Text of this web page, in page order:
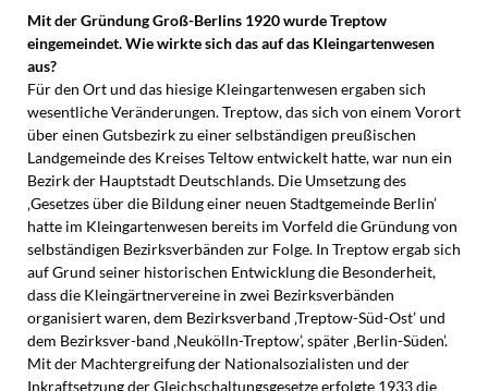
Mit der Gründung Groß-Berlins 1920 wurde Treptow
eingemeindet. Wie wirkte sich das auf das Kleingartenwesen
aus?
Für den Ort und das hiesige Kleingartenwesen ergaben sich
wesentliche Veränderungen. Treptow, das sich von einem Vorort
über einen Gutsbezirk zu einer selbständigen preußischen
Landgemeinde des Kreises Teltow entwickelt hatte, war nun ein
Bezirk der Hauptstadt Deutschlands. Die Umsetzung des
‚Gesetzes über die Bildung einer neuen Stadtgemeinde Berlin’
hatte im Kleingartenwesen bereits im Vorfeld die Gründung von
selbständigen Bezirksverbänden zur Folge. In Treptow ergab sich
auf Grund seiner historischen Entwicklung die Besonderheit,
dass die Kleingärtnervereine in zwei Bezirksverbänden
organisiert waren, dem Bezirksverband ‚Treptow-Süd-Ost’ und
dem Bezirksver-band ‚Neukölln-Treptow’, später ‚Berlin-Süden’.
Mit der Machtergreifung der Nationalsozialisten und der
Inkraftsetzung der Gleichschaltungsgesetze erfolgte 1933 die